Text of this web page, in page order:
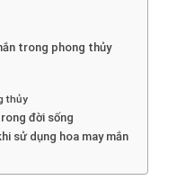
trong phong thủy
thủy
đời sống
sử dụng hoa may mắn